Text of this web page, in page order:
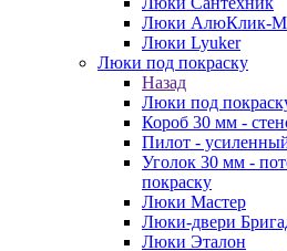
Люки АлюКлик-М
Люки Lyuker
Люки под покраску
Назад
Люки под
Короб 30 мм -
Пилот -
Уголок 30 мм -
покраску
Люки Мастер
Люки-двери
Люки Эталон